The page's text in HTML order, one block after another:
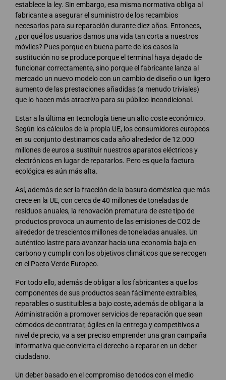
establece la ley. Sin embargo, esa misma normativa obliga al
fabricante a asegurar el suministro de los recambios
necesarios para su reparación durante diez años. Entonces,
¿por qué los usuarios damos una vida tan corta a nuestros
móviles? Pues porque en buena parte de los casos la
sustitución no se produce porque el terminal haya dejado de
funcionar correctamente, sino porque el fabricante lanza al
mercado un nuevo modelo con un cambio de diseño o un ligero
aumento de las prestaciones añadidas (a menudo triviales)
que lo hacen más atractivo para su público incondicional.
Estar a la última en tecnología tiene un alto coste económico.
Según los cálculos de la propia UE, los consumidores europeos
en su conjunto destinamos cada año alrededor de 12.000
millones de euros a sustituir nuestros aparatos eléctricos y
electrónicos en lugar de repararlos. Pero es que la factura
ecológica es aún más alta.
Así, además de ser la fracción de la basura doméstica que más
crece en la UE, con cerca de 40 millones de toneladas de
residuos anuales, la renovación prematura de este tipo de
productos provoca un aumento de las emisiones de CO2 de
alrededor de trescientos millones de toneladas anuales. Un
auténtico lastre para avanzar hacia una economía baja en
carbono y cumplir con los objetivos climáticos que se recogen
en el Pacto Verde Europeo.
Por todo ello, además de obligar a los fabricantes a que los
componentes de sus productos sean fácilmente extraíbles,
reparables o sustituibles a bajo coste, además de obligar a la
Administración a promover servicios de reparación que sean
cómodos de contratar, ágiles en la entrega y competitivos a
nivel de precio, va a ser preciso emprender una gran campaña
informativa que convierta el derecho a reparar en un deber
ciudadano.
Un deber basado en el compromiso de todos con el medio